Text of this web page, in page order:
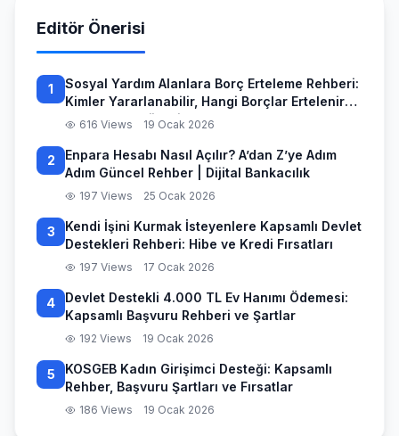
Editör Önerisi
1
Sosyal Yardım Alanlara Borç Erteleme Rehberi:
Kimler Yararlanabilir, Hangi Borçlar Ertelenir
ve Başvuru Süreci
616 Views 19 Ocak 2026
2
Enpara Hesabı Nasıl Açılır? A’dan Z’ye Adım
Adım Güncel Rehber | Dijital Bankacılık
197 Views 25 Ocak 2026
3
Kendi İşini Kurmak İsteyenlere Kapsamlı Devlet
Destekleri Rehberi: Hibe ve Kredi Fırsatları
197 Views 17 Ocak 2026
4
Devlet Destekli 4.000 TL Ev Hanımı Ödemesi:
Kapsamlı Başvuru Rehberi ve Şartlar
192 Views 19 Ocak 2026
5
KOSGEB Kadın Girişimci Desteği: Kapsamlı
Rehber, Başvuru Şartları ve Fırsatlar
186 Views 19 Ocak 2026